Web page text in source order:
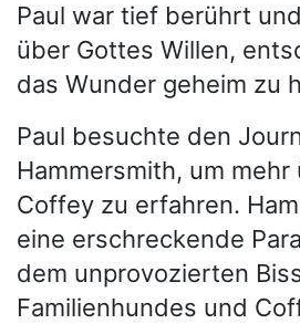
Paul war tief berührt
über Gottes Willen,
das Wunder geheim zu
Paul besuchte den
Hammersmith, um mehr
Coffey zu erfahren.
eine erschreckende
dem unprovozierten
Familienhundes und